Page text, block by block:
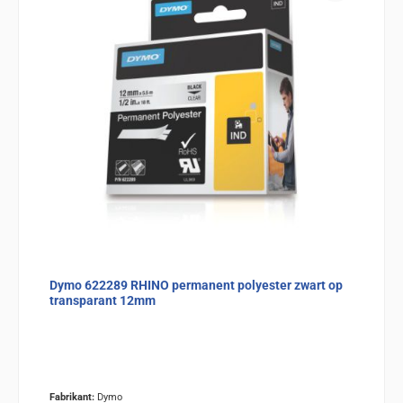
Dymo 622289 RHINO permanent polyester zwart op
transparant 12mm
Fabrikant: Dymo